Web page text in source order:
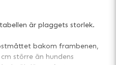
är plaggets storlek.
bakom frambenen,
större än hundens